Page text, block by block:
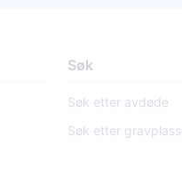
Søk
Søk etter avdøde
Søk etter